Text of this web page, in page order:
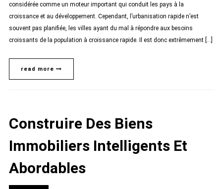
considérée comme un moteur important qui conduit les pays à la
croissance et au développement. Cependant, l’urbanisation rapide n’est
souvent pas planifiée, les villes ayant du mal à répondre aux besoins
croissants de la population à croissance rapide. Il est donc extrêmement […]
read more
Construire Des Biens
Immobiliers Intelligents Et
Abordables